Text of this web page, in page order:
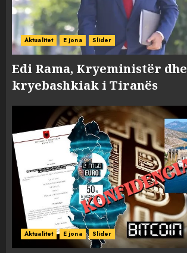
Aktualitet E jona Slider
Edi Rama, Kryeministër dhe
kryebashkiak i Tiranës
Aktualitet E jona Slider